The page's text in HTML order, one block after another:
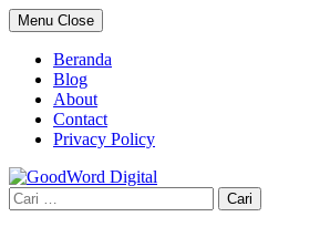
Skip
to
content
Menu Close
Beranda
Blog
About
Contact
Privacy Policy
Cari
untuk: